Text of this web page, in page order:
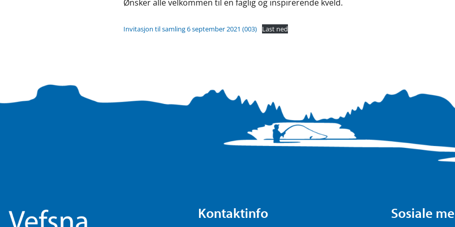
Ønsker alle velkommen til en faglig og inspirerende kveld.
Invitasjon til samling 6 september 2021 (003) Last ned
Kontaktinfo Sosiale